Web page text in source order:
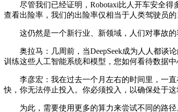
尽管我们已经证明，Robotaxi比人开车安全得
查看出险率，我们的出险率仅相当于人类驾驶员的
这仍然是一个新行业、新领域，人们对事故的
奥拉马：几周前，当DeepSeek成为人人都谈论
训练这些人工智能系统和模型，您如何看待数据
李彦宏：我在过去一个月左右的时间里，一直
快，你无法停止投入。你必须投入，以确保处于
为此，需要使用更多的算力来尝试不同的路径